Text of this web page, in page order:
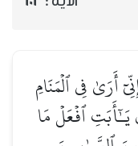
أَرَىٰ فِي ٱلۡمَنَامِ
يَـٰٓأَبَتِ ٱفۡعَلۡ مَا